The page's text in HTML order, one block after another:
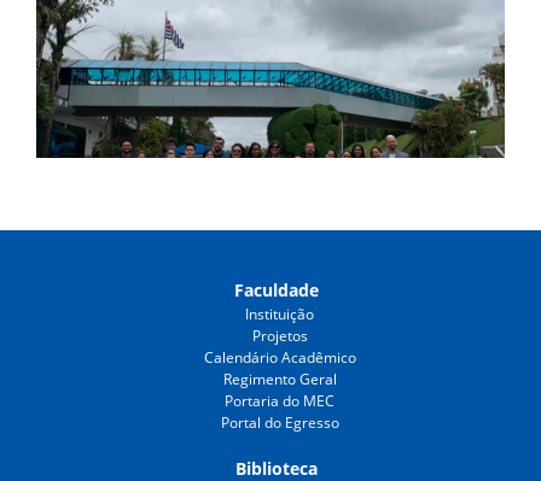
Faculdade
Instituição
Projetos
Calendário Acadêmico
Regimento Geral
Portaria do MEC
Portal do Egresso
Biblioteca